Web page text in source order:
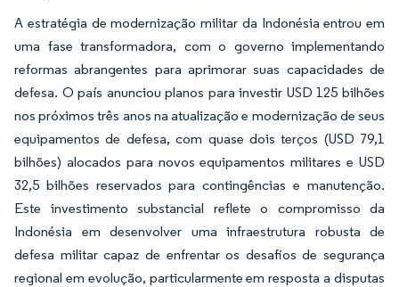
A estratégia de modernização militar da Indonésia entrou em
uma fase transformadora, com o governo implementando
reformas abrangentes para aprimorar suas capacidades de
defesa. O país anunciou planos para investir USD 125 bilhões
nos próximos três anos na atualização e modernização de seus
equipamentos de defesa, com quase dois terços (USD 79,1
bilhões) alocados para novos equipamentos militares e USD
32,5 bilhões reservados para contingências e manutenção.
Este investimento substancial reflete o compromisso da
Indonésia em desenvolver uma infraestrutura robusta de
defesa militar capaz de enfrentar os desafios de segurança
regional em evolução, particularmente em resposta a disputas